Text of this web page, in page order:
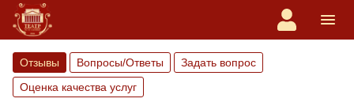
Отзывы Вопросы/Ответы
Задать вопрос
Оценка качества услуг